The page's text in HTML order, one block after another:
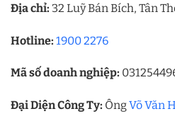
Địa chỉ: 32 Luỹ Bán Bích, Tân
Hotline: 1900 2276
Mã số doanh nghiệp:
Đại Diện Công Ty: ÔngVõ Văn